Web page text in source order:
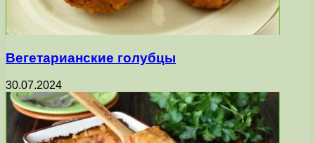
Вегетарианские голубцы
30.07.2024